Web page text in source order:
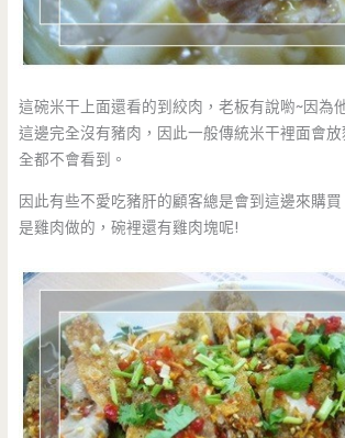
這碗米干上面還看的到絞肉，老板有說喲~因為
這邊完全沒有豬肉，因此一般傳統米干裡面會
全都不會看到。
因此有些不愛吃豬肝的顧客總是會到這邊來購
是雞肉做的，碗裡還有雞肉塊呢!